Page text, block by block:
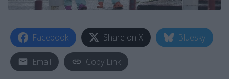
Facebook Share on X Bluesky
Email Copy Link